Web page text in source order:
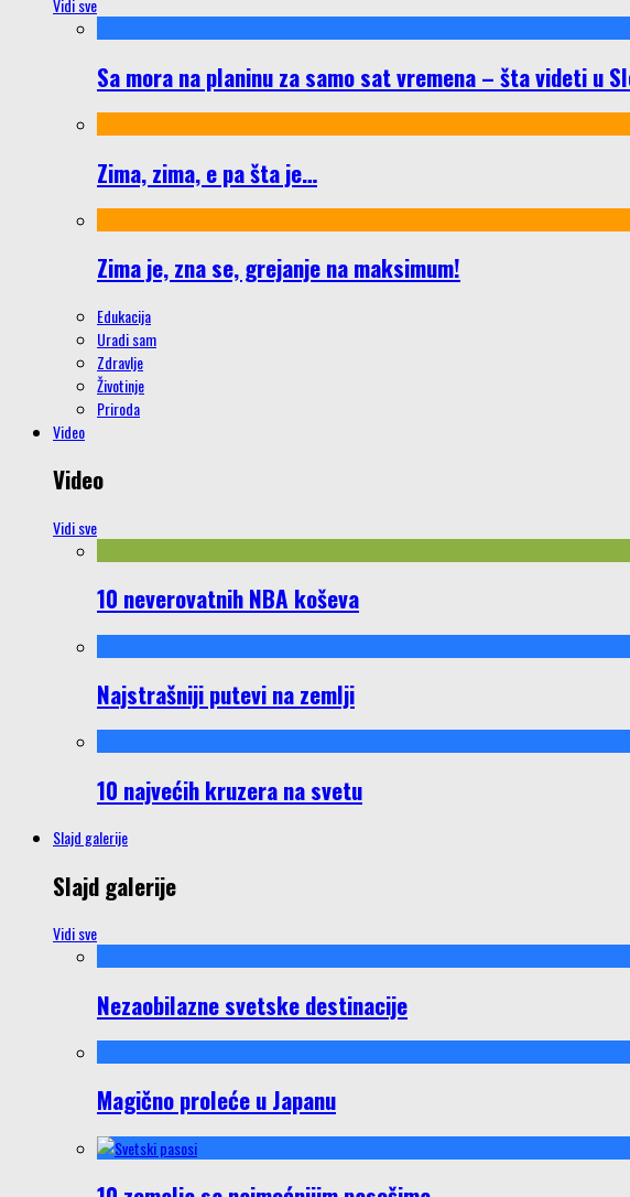
Vidi sve
Sa mora na planinu za samo sat vremena – šta videti u
Zima, zima, e pa šta je…
Zima je, zna se, grejanje na maksimum!
Edukacija
Uradi sam
Zdravlje
Životinje
Priroda
Video
Video
Vidi sve
10 neverovatnih NBA koševa
Najstrašniji putevi na zemlji
10 najvećih kruzera na svetu
Slajd galerije
Slajd galerije
Vidi sve
Nezaobilazne svetske destinacije
Magično proleće u Japanu